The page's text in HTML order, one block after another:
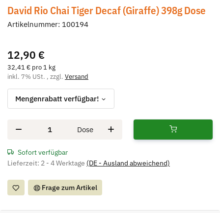
David Rio Chai Tiger Decaf (Giraffe) 398g Dose
Artikelnummer: 100194
12,90 €
32,41 € pro 1 kg
inkl. 7% USt. , zzgl. Versand
Mengenrabatt verfügbar!
Dose
Sofort verfügbar
Lieferzeit: 2 - 4 Werktage (DE - Ausland abweichend)
Frage zum Artikel